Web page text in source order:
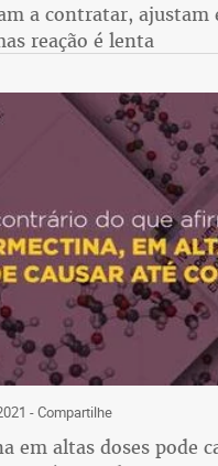
a contratar, ajustam
reação é lenta
- Compartilhe
em altas doses pode